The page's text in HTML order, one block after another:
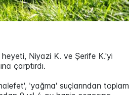
heyeti, Niyazi K. ve Şerife K.'yi
çarptırdı.
'yağma' suçlarından toplam